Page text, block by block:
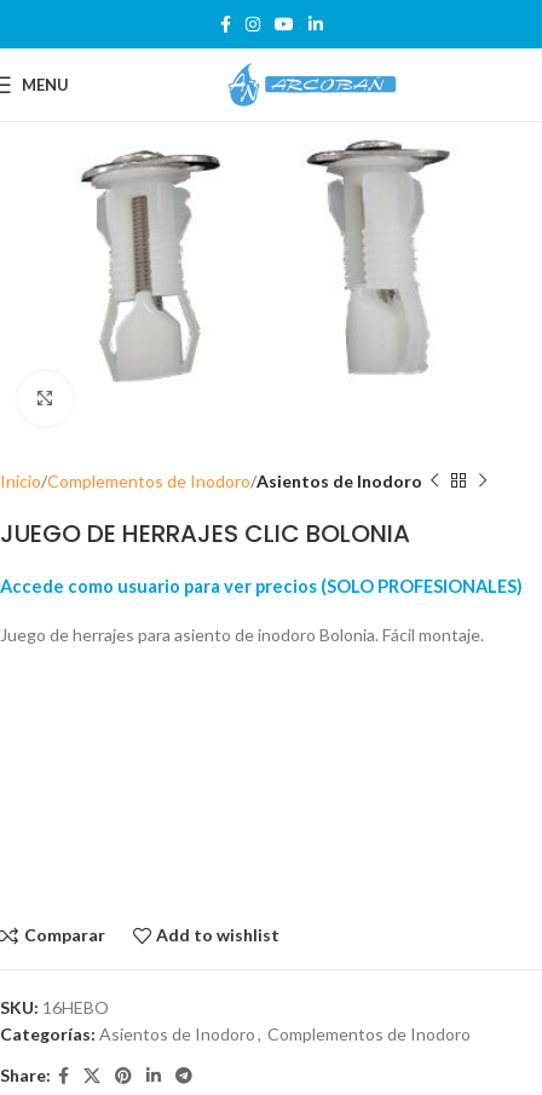
MENU
Inicio Complementos de Inodoro Asientos de Inodoro
JUEGO DE HERRAJES CLIC BOLONIA
Accede como usuario para ver precios (SOLO PROFESIONALES)
Juego de herrajes para asiento de inodoro Bolonia. Fácil montaje.
Comparar Add to wishlist
SKU: 16HEBO
Categorías: Asientos de Inodoro, Complementos de Inodoro
Share: